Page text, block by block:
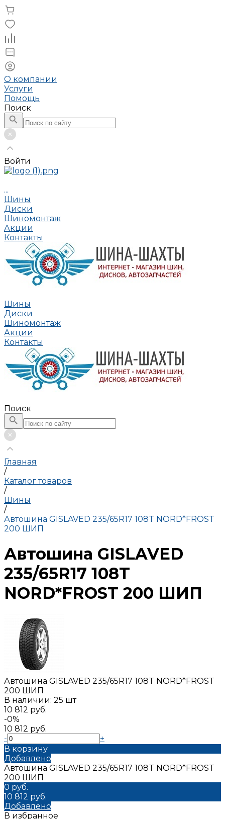
О компании
Услуги
Помощь
Поиск
Войти
...
Шины
Диски
Шиномонтаж
Акции
Контакты
Шины
Диски
Шиномонтаж
Акции
Контакты
Поиск
Главная
/
Каталог товаров
/
Шины
/
Автошина GISLAVED 235/65R17 108T NORD*FROST
200 ШИП
Автошина GISLAVED
235/65R17 108T
NORD*FROST 200 ШИП
Автошина GISLAVED 235/65R17 108T NORD*FROST
200 ШИП
В наличии: 25 шт
10 812 руб.
-0%
10 812 руб.
-
+
В корзину
Добавлено
Автошина GISLAVED 235/65R17 108T NORD*FROST
200 ШИП
0 руб.
10 812 руб.
Добавлено
В избранное